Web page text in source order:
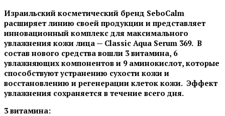
Израильский косметический бренд SeboCalm
расширяет линию своей продукции и представляет
инновационный комплекс для максимального
увлажнения кожи лица — Classic Aqua Serum 369. В
состав нового средства вошли 3 витамина, 6
увлажняющих компонентов и 9 аминокислот, которые
способствуют устранению сухости кожи и
восстановлению и регенерации клеток кожи. Эффект
увлажнения сохраняется в течение всего дня.
3 витамина: